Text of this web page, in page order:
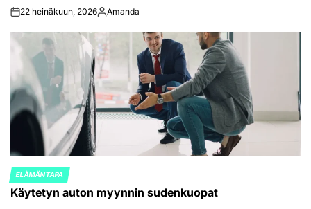
on22 heinäkuun, 2026Posted
Amanda
POSTED
IN
ELÄMÄNTAPA
Käytetyn auton myynnin sudenkuopat